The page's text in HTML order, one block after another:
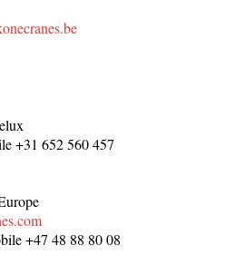
+31 652 560 457
+47 48 88 80 08